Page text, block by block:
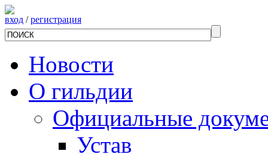
вход /регистрация
Новости
О гильдии
Официальные
Устав